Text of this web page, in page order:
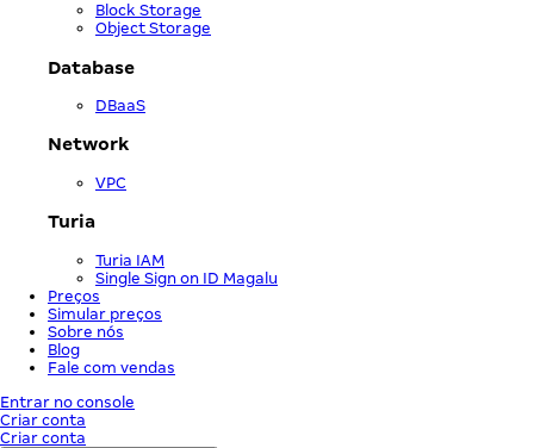
Block Storage
Object Storage
Database
DBaaS
Network
VPC
Turia
Turia IAM
Single Sign on ID Magalu
Preços
Simular preços
Sobre nós
Blog
Fale com vendas
Entrar no console
Criar conta
Criar conta